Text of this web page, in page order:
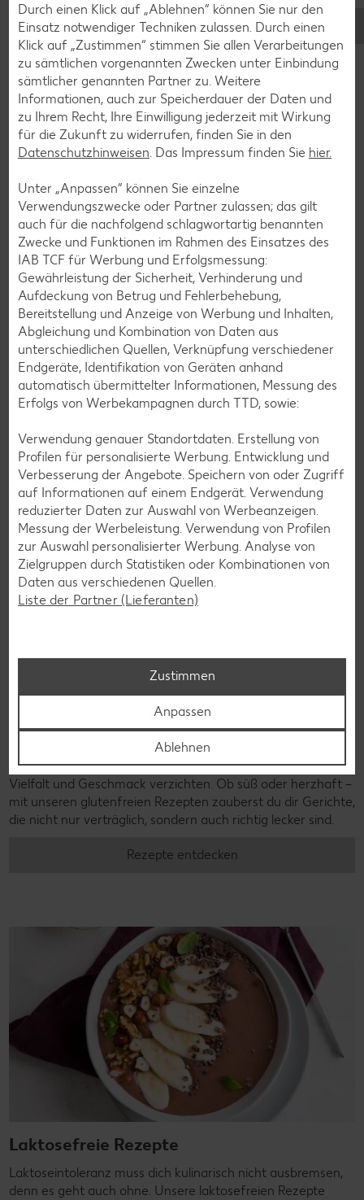
Apfelkuchen-Rezepte
Schokokuchen-Rezepte
Torten-Rezepte
Eis-Rezepte
Pfannkuchen-Rezepte
Plätzchen-Rezepte
Smoothie-Rezepte
Bowle-Rezepte
Cocktail-Rezepte
Avocado-Rezepte
Erdbeer-Rezepte
Blaubeer-Rezepte
Bananen-Rezepte
Zurück zu allen Rezepten
Glutenfreie Rezepte
Wer auf Gluten verzichtet, muss nicht automatisch auf
Vielfalt und Geschmack verzichten. Ob süß oder herzhaft –
mit unseren glutenfreien Rezepten zauberst du dir Gerichte,
die nicht nur verträglich, sondern auch richtig lecker sind.
Rezepte entdecken
Laktosefreie Rezepte
Laktoseintoleranz muss dich kulinarisch nicht ausbremsen,
denn es geht auch ohne. Unsere laktosefreien Rezepte
Durch einen Klick auf „Ablehnen“ können Sie nur den
Einsatz notwendiger Techniken zulassen. Durch einen
Klick auf „Zustimmen“ stimmen Sie allen Verarbeitungen
zu sämtlichen vorgenannten Zwecken unter Einbindung
sämtlicher genannten Partner zu. Weitere
Informationen, auch zur Speicherdauer der Daten und
zu Ihrem Recht, Ihre Einwilligung jederzeit mit Wirkung
für die Zukunft zu widerrufen, finden Sie in den
Datenschutzhinweisen . Das Impressum finden Sie hier.
Unter „Anpassen“ können Sie einzelne
Verwendungszwecke oder Partner zulassen; das gilt
auch für die nachfolgend schlagwortartig benannten
Zwecke und Funktionen im Rahmen des Einsatzes des
IAB TCF für Werbung und Erfolgsmessung:
Gewährleistung der Sicherheit, Verhinderung und
Aufdeckung von Betrug und Fehlerbehebung,
Bereitstellung und Anzeige von Werbung und Inhalten,
Abgleichung und Kombination von Daten aus
unterschiedlichen Quellen, Verknüpfung verschiedener
Endgeräte, Identifikation von Geräten anhand
automatisch übermittelter Informationen, Messung des
Erfolgs von Werbekampagnen durch TTD, sowie:
Verwendung genauer Standortdaten. Erstellung von
Profilen für personalisierte Werbung. Entwicklung und
Verbesserung der Angebote. Speichern von oder Zugriff
auf Informationen auf einem Endgerät. Verwendung
reduzierter Daten zur Auswahl von Werbeanzeigen.
Messung der Werbeleistung. Verwendung von Profilen
zur Auswahl personalisierter Werbung. Analyse von
Zielgruppen durch Statistiken oder Kombinationen von
Daten aus verschiedenen Quellen.
Liste der Partner (Lieferanten)
Zustimmen
Anpassen
Ablehnen